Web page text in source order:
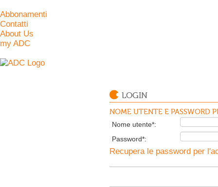
Abbonamenti
Contatti
About Us
my ADC
LOGIN
NOME UTENTE E PASSWORD
Nome utente*:
Password*:
Recupera le password per